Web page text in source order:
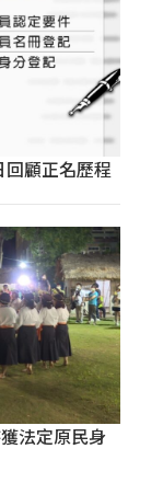
顧正名歷程
法定原民身